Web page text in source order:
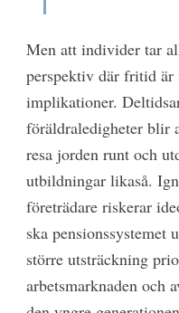
Men att individer tar
perspektiv där fritid
implikationer.
föräldraledigheter blir
resa jorden runt och
utbildningar likaså.
företrädare riskerar
ska pensionssystemet
större utsträckning
arbetsmarknaden och